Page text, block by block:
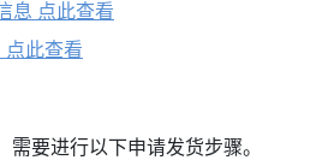
息 点此查看
点此查看
要进行以下申请发货步骤。